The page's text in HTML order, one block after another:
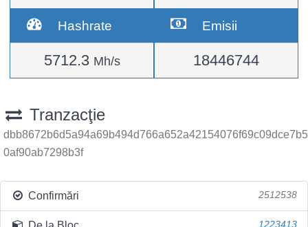
Hashrate
5712.3 Mh/s
Emisii
18446744
Tranzacţie
dbb8672b6d5a94a69b494d766a652a42154076f69c09dce7b5
0af90ab7298b3f
Confirmări 2512538
1223413